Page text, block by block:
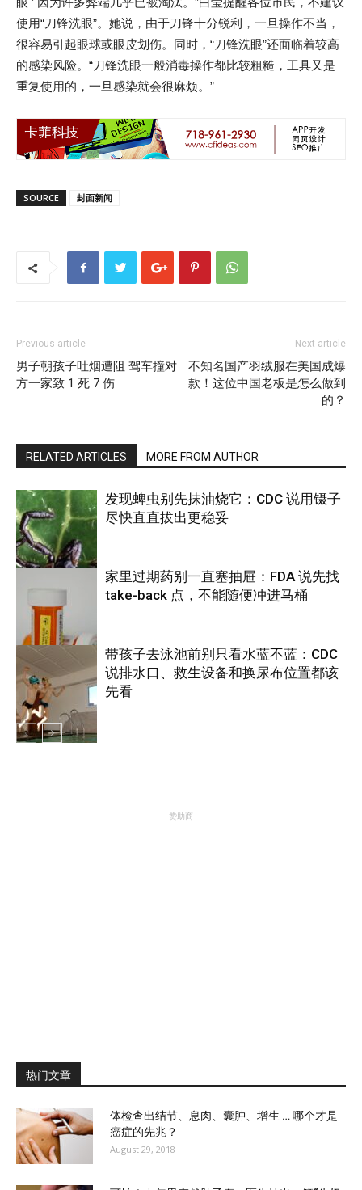
使用“刀锋洗眼”。她说，由于刀锋十分锐利，一旦操作不当，
很容易引起眼球或眼皮划伤。同时，“刀锋洗眼”还面临着较高
的感染风险。“刀锋洗眼一般消毒操作都比较粗糙，工具又是
重复使用的，一旦感染就会很麻烦。”
SOURCE 封面新闻
Previous article
男子朝孩子吐烟遭阻 驾车撞对
方一家致 1 死 7 伤
Next article
不知名国产羽绒服在美国成爆
款！这位中国老板是怎么做到
的？
RELATED ARTICLES MORE FROM AUTHOR
养生
发现蜱虫别先抹油烧它：CDC 说用镊子
尽快直直拔出更稳妥
养生
家里过期药别一直塞抽屉：FDA 说先找
take-back 点，不能随便冲进马桶
带孩子去泳池前别只看水蓝不蓝：CDC
说排水口、救生设备和换尿布位置都该
先看
- 赞助商 -
热门文章
体检查出结节、息肉、囊肿、增生 … 哪个才是
癌症的先兆？
August 29, 2018